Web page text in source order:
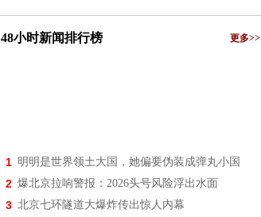
48小时新闻排行榜 更多>>
1 明明是世界领土大国，她偏要伪装成弹丸小国
2 爆北京拉响警报：2026头号风险浮出水面
3 北京七环隧道大爆炸传出惊人内幕